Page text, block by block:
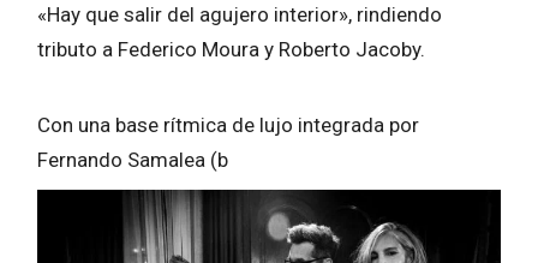
«Hay que salir del agujero interior», rindiendo
tributo a Federico Moura y Roberto Jacoby.
Con una base rítmica de lujo integrada por
Fernando Samalea (b